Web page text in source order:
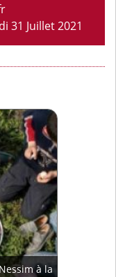
31 Juillet 2021
à la